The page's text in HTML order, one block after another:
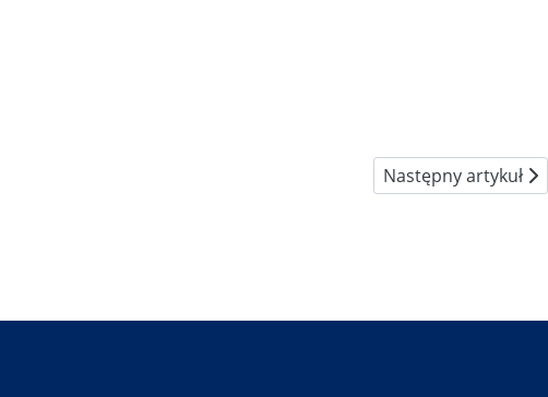
Następny artykuł:
Następny artykuł